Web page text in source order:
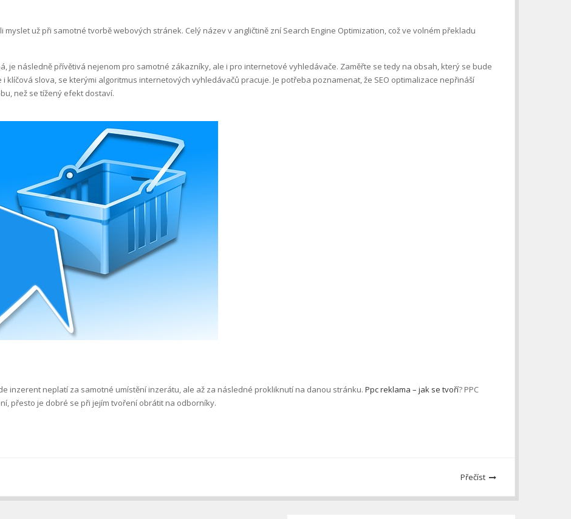
už při samotné tvorbě webových stránek. Celý název v angličtině zní Search Engine Optimization, což ve volném překladu
je následně přívětivá nejenom pro samotné zákazníky, ale i pro internetové vyhledávače. Zaměřte se tedy na obsah, který se bude
klíčová slova, se kterými algoritmus internetových vyhledávačů pracuje. Je potřeba poznamenat, že SEO optimalizace nepřináší
než se tížený efekt dostaví.
inzerent neplatí za samotné umístění inzerátu, ale až za následné prokliknutí na danou stránku. Ppc reklama – jak se tvoří? PPC
přesto je dobré se při jejím tvoření obrátit na odborníky.
Přečíst